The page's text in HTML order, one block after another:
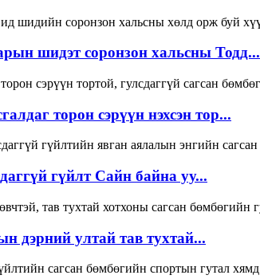
шидэт соронзон хальсны Тодд...
торон сэрүүн нэхсэн тор...
гүйлт Сайн байна уу...
дэрний ултай тав тухтай...